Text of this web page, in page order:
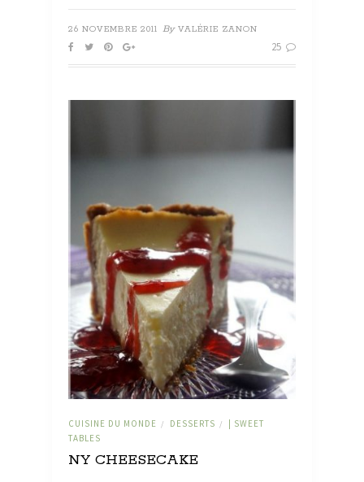
26 NOVEMBRE 2011 By VALÉRIE ZANON
25
CUISINE DU MONDE / DESSERTS /
| SWEET
TABLES
NY CHEESECAKE